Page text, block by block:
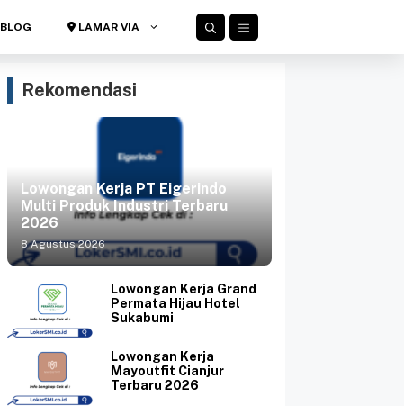
BLOG LAMAR VIA
Rekomendasi
Lowongan Kerja PT Eigerindo
Multi Produk Industri Terbaru
2026
8 Agustus 2026
Lowongan Kerja Grand
Permata Hijau Hotel
Sukabumi
Lowongan Kerja
Mayoutfit Cianjur
Terbaru 2026